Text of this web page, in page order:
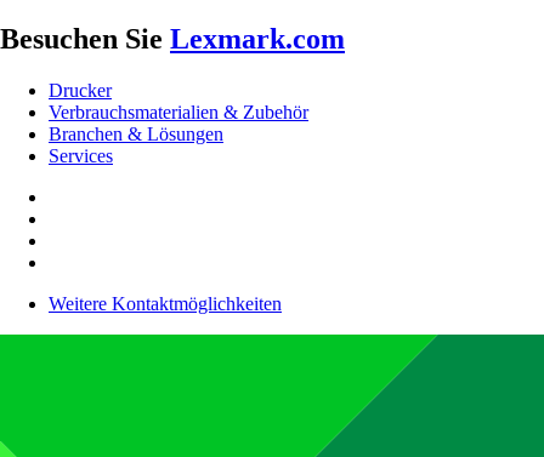
Besuchen Sie Lexmark.com
Drucker
Verbrauchsmaterialien & Zubehör
Branchen & Lösungen
Services
Weitere Kontaktmöglichkeiten